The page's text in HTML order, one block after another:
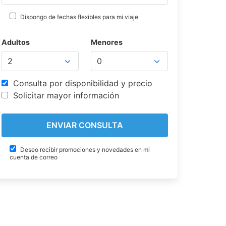
Dispongo de fechas flexibles para mi viaje
Adultos Menores
Consulta por disponibilidad y precio
Solicitar mayor información
Deseo recibir promociones y novedades en mi
cuenta de correo